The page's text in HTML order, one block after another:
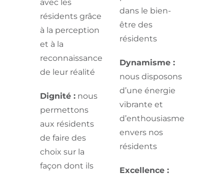
avec les
résidents grâce
à la perception
et à la
reconnaissance
de leur réalité
Dignité : nous
permettons
aux résidents
de faire des
choix sur la
façon dont ils
dans le bien-
être des
résidents
Dynamisme :
nous disposons
d’une énergie
vibrante et
d’enthousiasme
envers nos
résidents
Excellence :